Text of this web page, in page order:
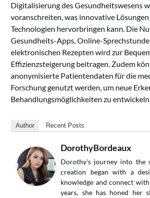
Digitalisierung des Gesundheitswesens
voranschreiten, was innovative
Technologien hervorbringen kann. Die
Gesundheits-Apps, Online-
elektronischen Rezepten wird zur
Effizienzsteigerung beitragen. Zudem
anonymisierte Patientendaten für die
Forschung genutzt werden, um neue
Behandlungsmöglichkeiten zu
Author Recent Posts
DorothyBordeaux
Dorothy's journey into the
creation began with a
knowledge and connect
years, she has honed her